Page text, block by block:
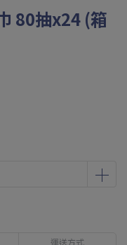
80抽x24 (箱
運送方式